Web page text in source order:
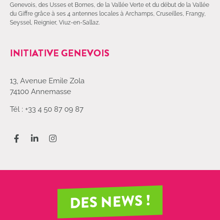
Genevois, des Usses et Bornes, de la Vallée Verte et du début de la Vallée
du Giffre grâce à ses 4 antennes locales à Archamps, Cruseilles, Frangy,
Seyssel, Reignier, Viuz-en-Sallaz.
INITIATIVE GENEVOIS
13, Avenue Emile Zola
74100 Annemasse
Tél : +33 4 50 87 09 87
DES NEWS !